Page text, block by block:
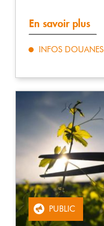
En savoir plus
INFOS DOUANES
PUBLIC